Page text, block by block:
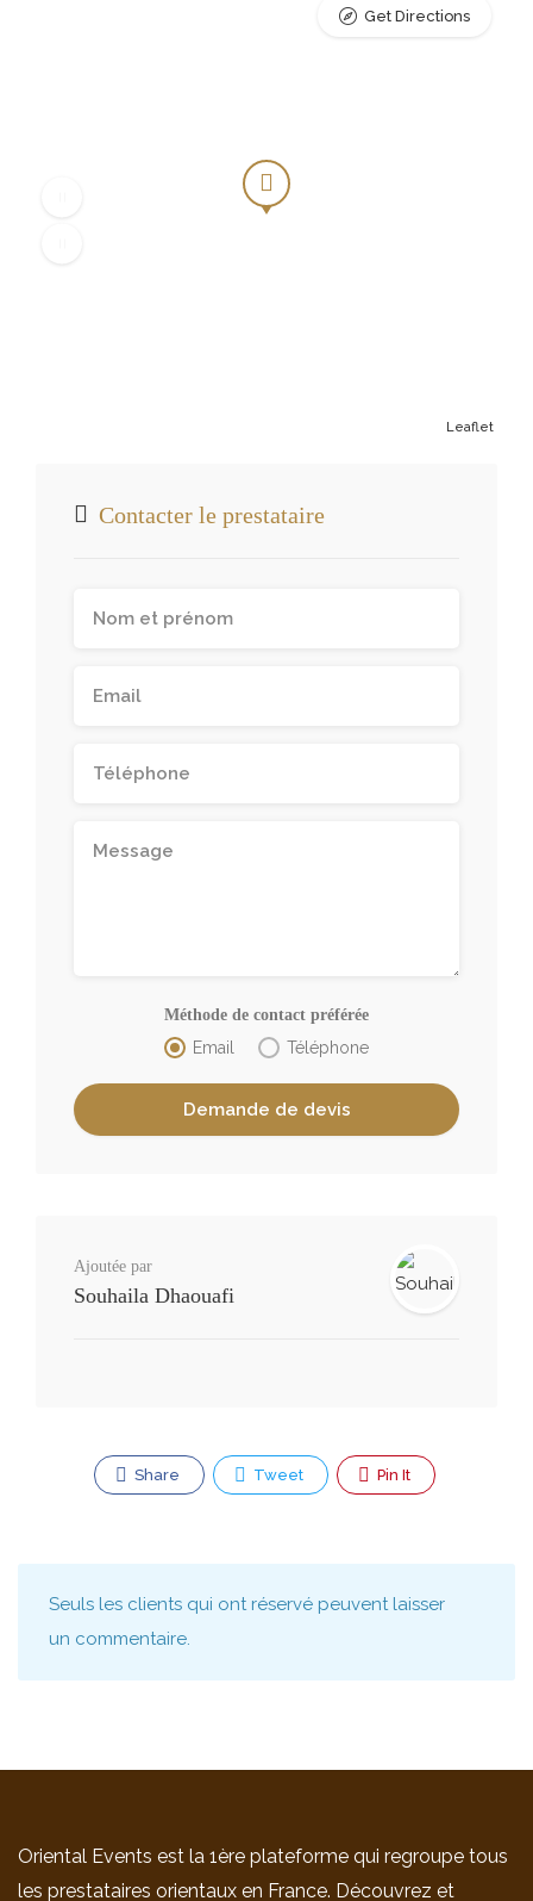
Leaflet
Get Directions
Contacter le prestataire
Méthode de contact préférée
Email Téléphone
Ajoutée par
Souhaila Dhaouafi
Share Tweet Pin It
Seuls les clients qui ont réservé peuvent laisser
un commentaire.
Oriental Events est la 1ère plateforme qui regroupe tous
les prestataires orientaux en France. Découvrez et